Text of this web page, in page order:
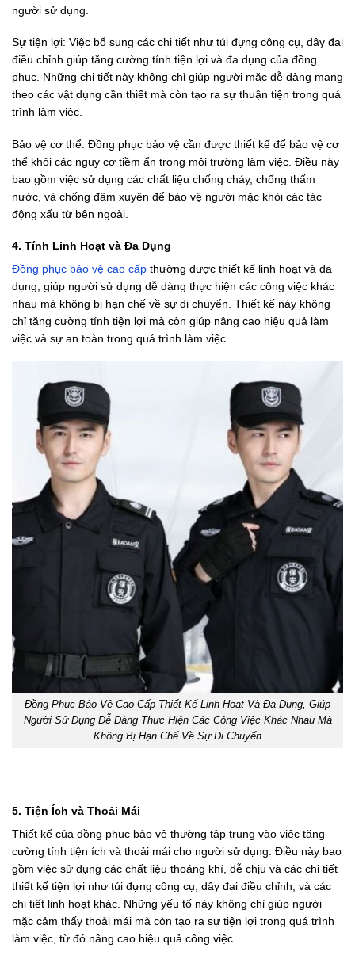
người sử dụng.
Sự tiện lợi: Việc bổ sung các chi tiết như túi đựng công cụ, dây đai
điều chỉnh giúp tăng cường tính tiện lợi và đa dụng của đồng
phục. Những chi tiết này không chỉ giúp người mặc dễ dàng mang
theo các vật dụng cần thiết mà còn tạo ra sự thuận tiện trong quá
trình làm việc.
Bảo vệ cơ thể: Đồng phục bảo vệ cần được thiết kế để bảo vệ cơ
thể khỏi các nguy cơ tiềm ẩn trong môi trường làm việc. Điều này
bao gồm việc sử dụng các chất liệu chống cháy, chống thấm
nước, và chống đâm xuyên để bảo vệ người mặc khỏi các tác
động xấu từ bên ngoài.
4. Tính Linh Hoạt và Đa Dụng
Đồng phục bảo vệ cao cấp thường được thiết kế linh hoạt và đa
dụng, giúp người sử dụng dễ dàng thực hiện các công việc khác
nhau mà không bị hạn chế về sự di chuyển. Thiết kế này không
chỉ tăng cường tính tiện lợi mà còn giúp nâng cao hiệu quả làm
việc và sự an toàn trong quá trình làm việc.
Đồng Phục Bảo Vệ Cao Cấp Thiết Kế Linh Hoạt Và Đa Dụng, Giúp
Người Sử Dụng Dễ Dàng Thực Hiện Các Công Việc Khác Nhau Mà
Không Bị Hạn Chế Về Sự Di Chuyển
5. Tiện Ích và Thoải Mái
Thiết kế của đồng phục bảo vệ thường tập trung vào việc tăng
cường tính tiện ích và thoải mái cho người sử dụng. Điều này bao
gồm việc sử dụng các chất liệu thoáng khí, dễ chịu và các chi tiết
thiết kế tiện lợi như túi đựng công cụ, dây đai điều chỉnh, và các
chi tiết linh hoạt khác. Những yếu tố này không chỉ giúp người
mặc cảm thấy thoải mái mà còn tạo ra sự tiện lợi trong quá trình
làm việc, từ đó nâng cao hiệu quả công việc.